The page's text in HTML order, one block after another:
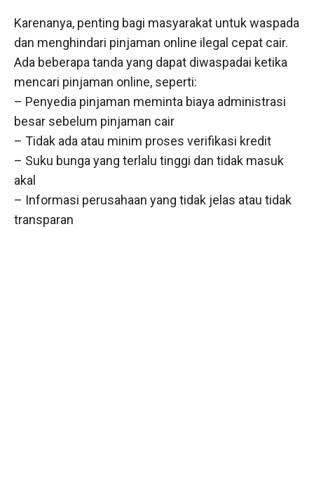
Karenanya, penting bagi masyarakat untuk waspada
dan menghindari pinjaman online ilegal cepat cair.
Ada beberapa tanda yang dapat diwaspadai ketika
mencari pinjaman online, seperti:
– Penyedia pinjaman meminta biaya administrasi
besar sebelum pinjaman cair
– Tidak ada atau minim proses verifikasi kredit
– Suku bunga yang terlalu tinggi dan tidak masuk
akal
– Informasi perusahaan yang tidak jelas atau tidak
transparan